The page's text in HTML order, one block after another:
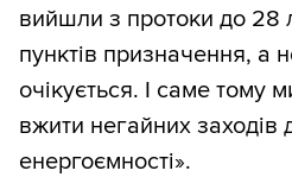
вийшли з протоки до 28
пунктів призначення, а
очікується. І саме тому
вжити негайних
енергоємності».